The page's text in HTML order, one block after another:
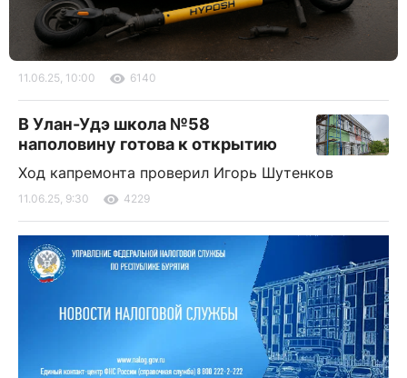
11.06.25, 10:00 6140
В Улан-Удэ школа №58
наполовину готова к открытию
Ход капремонта проверил Игорь Шутенков
11.06.25, 9:30 4229